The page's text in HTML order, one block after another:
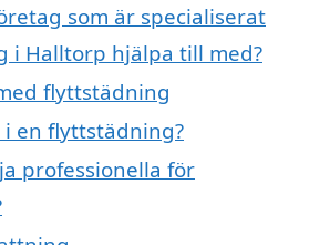
som är specialiserat
i Halltorp hjälpa till med?
flyttstädning
i en flyttstädning?
professionella för